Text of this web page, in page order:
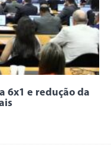
6x1 e redução da